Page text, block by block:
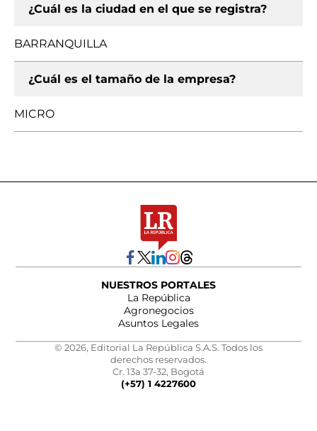
¿Cuál es la ciudad en el que se registra?
BARRANQUILLA
¿Cuál es el tamaño de la empresa?
MICRO
NUESTROS PORTALES
La República
Agronegocios
Asuntos Legales
© 2026, Editorial La República S.A.S. Todos los
derechos reservados.
Cr. 13a 37-32, Bogotá
(+57) 1 4227600